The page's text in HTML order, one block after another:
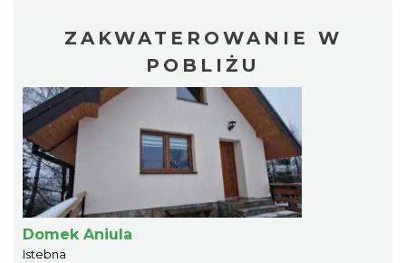
ZAKWATEROWANIE W
POBLIŻU
Domek Aniula
Istebna